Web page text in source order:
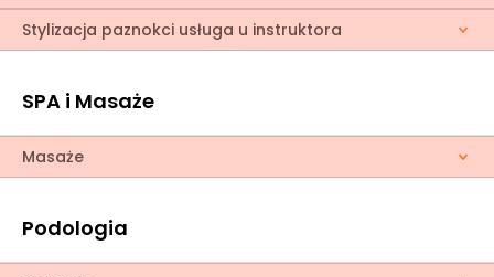
Stylizacja paznokci usługa u instruktora
SPA i Masaże
Masaże
Podologia